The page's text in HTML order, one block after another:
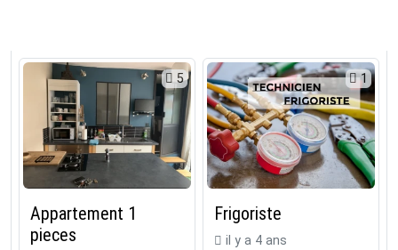
5
Appartement 1
pieces
1
Frigoriste
il y a 4 ans